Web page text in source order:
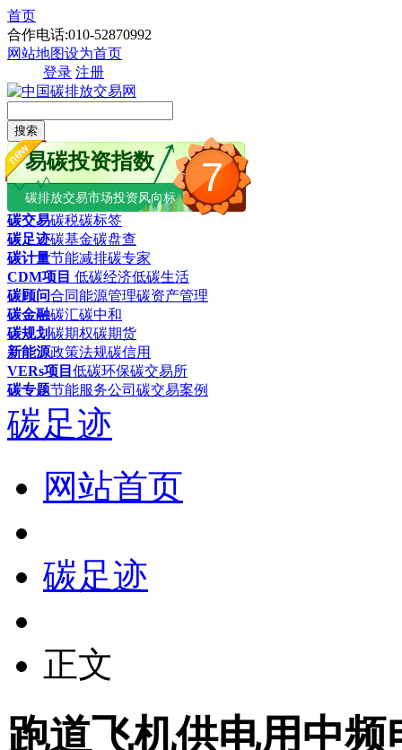
首页
合作电话:010-52870992
网站地图设为首页
登录 注册
搜索
7
易碳投资指数
碳排放交易市场投资风向标
碳交易碳税碳标签
碳足迹碳基金碳盘查
碳计量节能减排碳专家
CDM项目 低碳经济低碳生活
碳顾问合同能源管理碳资产管理
碳金融碳汇碳中和
碳规划碳期权碳期货
新能源政策法规碳信用
VERs项目 低碳环保碳交易所
碳专题节能服务公司 碳交易案例
碳足迹
网站首页
碳足迹
正文
跑道飞机供电用中